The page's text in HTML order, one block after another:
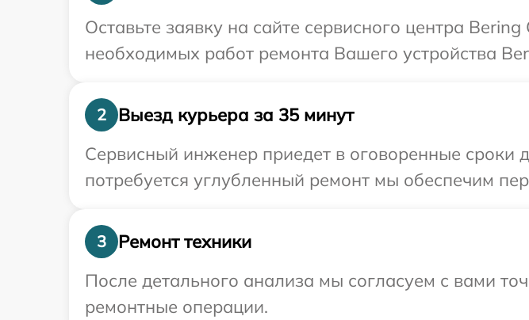
Оставьте заявку на сайте сервисного центра
необходимых работ ремонта Вашего устройства
2
Выезд курьера за 35 минут
Сервисный инженер приедет в оговоренные сроки
потребуется углубленный ремонт мы обеспечим
3
Ремонт техники
После детального анализа мы согласуем с вами
ремонтные операции.